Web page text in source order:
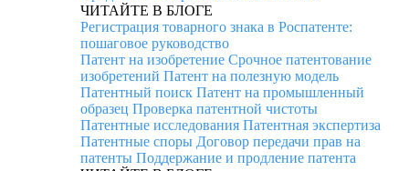
ЧИТАЙТЕ В БЛОГЕ
Регистрация товарного знака в Роспатенте:
пошаговое руководство
Патент на изобретение Срочное патентование
изобретений Патент на полезную модель
Патентный поиск Патент на промышленный
образец Проверка патентной чистоты
Патентные исследования Патентная экспертиза
Патентные споры Договор передачи прав на
патенты Поддержание и продление патента